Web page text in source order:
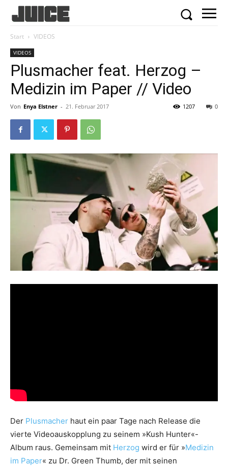
Start VIDEOS
VIDEOS
Plusmacher feat. Herzog –
Medizin im Paper // Video
Von Enya Elstner - 21. Februar 2017 0
1207
Der Plusmacher haut ein paar Tage nach Release die
vierte Videoauskopplung zu seinem »Kush Hunter«-
Album raus. Gemeinsam mit Herzog wird er für »Medizin
im Paper« zu Dr. Green Thumb, der mit seinen